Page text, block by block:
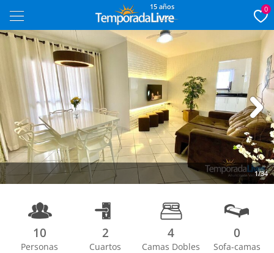
15 años 0
1/34
Next
10
Personas
2
Cuartos
4
Camas Dobles
0
Sofa-camas